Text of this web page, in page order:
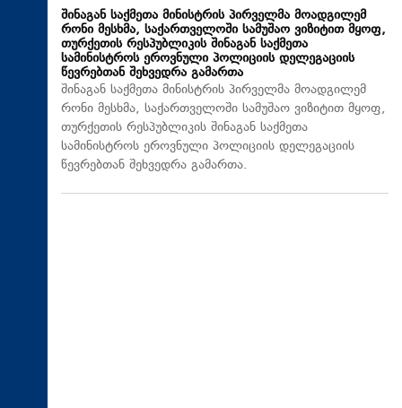
შინაგან საქმეთა მინისტრის პირველმა მოადგილემ
რონი მესხმა, საქართველოში სამუშაო ვიზიტით მყოფ,
თურქეთის რესპუბლიკის შინაგან საქმეთა
სამინისტროს ეროვნული პოლიციის დელეგაციის
წევრებთან შეხვედრა გამართა
შინაგან საქმეთა მინისტრის პირველმა მოადგილემ
რონი მესხმა, საქართველოში სამუშაო ვიზიტით მყოფ,
თურქეთის რესპუბლიკის შინაგან საქმეთა
სამინისტროს ეროვნული პოლიციის დელეგაციის
წევრებთან შეხვედრა გამართა.